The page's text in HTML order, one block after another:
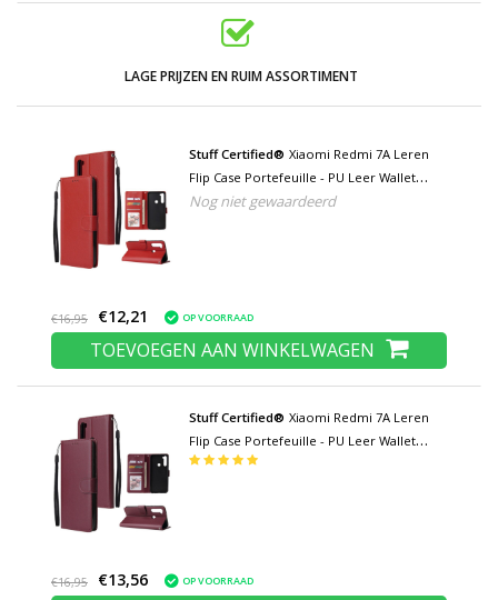
LAGE PRIJZEN EN RUIM ASSORTIMENT
Stuff Certified® Xiaomi Redmi 7A Leren
Flip Case Portefeuille - PU Leer Wallet
Cover Cas Hoesje Rood
Nog niet gewaardeerd
€16,95 €12,21 OP VOORRAAD
TOEVOEGEN AAN WINKELWAGEN
Stuff Certified® Xiaomi Redmi 7A Leren
Flip Case Portefeuille - PU Leer Wallet
Cover Cas Hoesje Bordeaux
€16,95 €13,56 OP VOORRAAD